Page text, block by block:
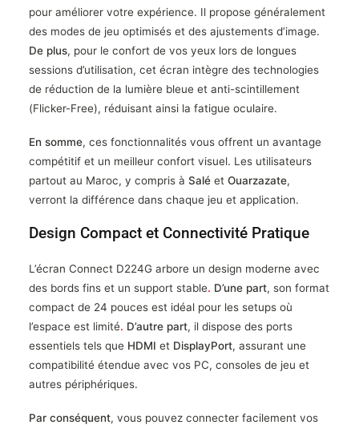
pour améliorer votre expérience. Il propose généralement
des modes de jeu optimisés et des ajustements d’image.
De plus, pour le confort de vos yeux lors de longues
sessions d’utilisation, cet écran intègre des technologies
de réduction de la lumière bleue et anti-scintillement
(Flicker-Free), réduisant ainsi la fatigue oculaire.
En somme, ces fonctionnalités vous offrent un avantage
compétitif et un meilleur confort visuel. Les utilisateurs
partout au Maroc, y compris à Salé et Ouarzazate,
verront la différence dans chaque jeu et application.
Design Compact et Connectivité Pratique
L’écran Connect D224G arbore un design moderne avec
des bords fins et un support stable. D’une part, son format
compact de 24 pouces est idéal pour les setups où
l’espace est limité. D’autre part, il dispose des ports
essentiels tels que HDMI et DisplayPort, assurant une
compatibilité étendue avec vos PC, consoles de jeu et
autres périphériques.
Par conséquent, vous pouvez connecter facilement vos